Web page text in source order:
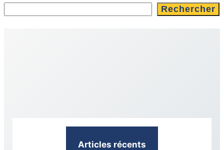
français
du
Rechercher
Articles récents